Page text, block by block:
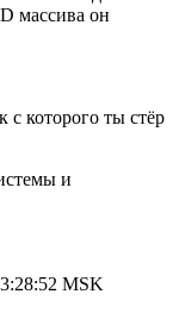
массива он
с которого ты стёр
и
MSK